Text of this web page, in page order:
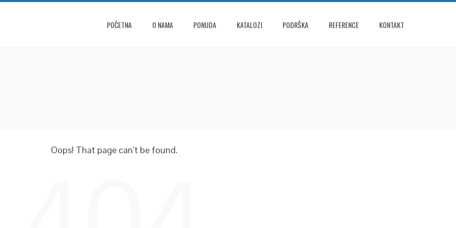
POČETNA O NAMA PONUDA KATALOZI PODRŠKA REFERENCE KONTAKT
Oops! That page can’t be found.